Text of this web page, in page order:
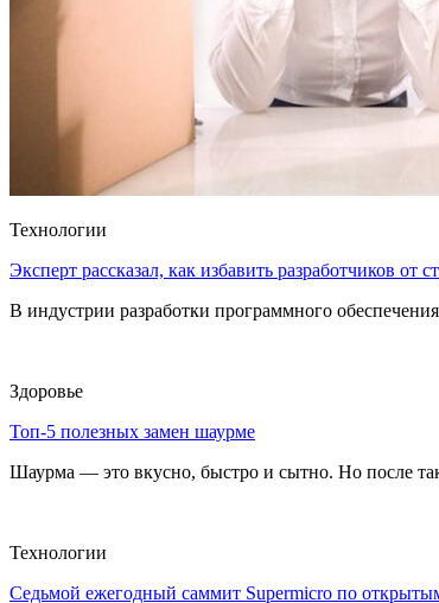
Технологии
Эксперт рассказал, как избавить разработчиков от
В индустрии разработки программного
Здоровье
Топ-5 полезных замен шаурме
Шаурма — это вкусно, быстро и сытно. Но после
Технологии
Седьмой ежегодный саммит Supermicro по